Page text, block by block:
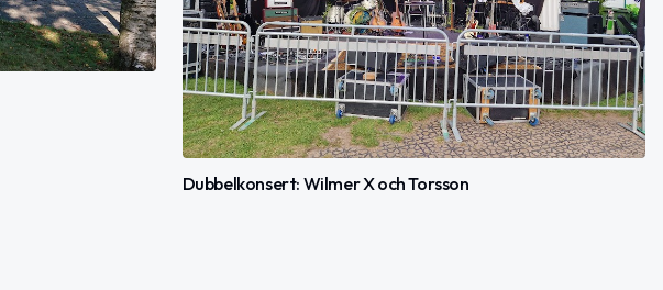
Dubbelkonsert: Wilmer X och Torsson